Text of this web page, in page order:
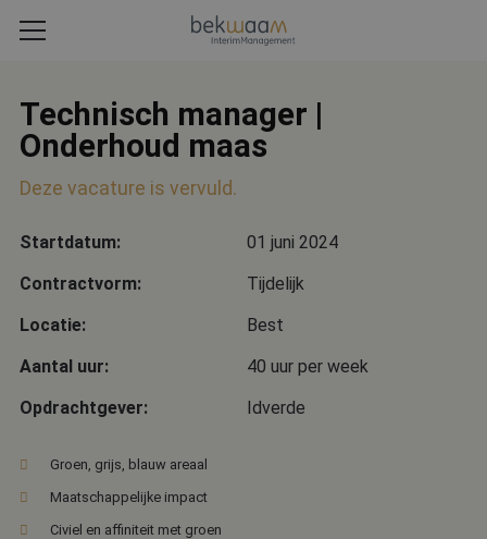
Technisch manager |
Onderhoud maas
Deze vacature is vervuld.
Startdatum:
01 juni 2024
Contractvorm:
Tijdelijk
Locatie:
Best
Aantal uur:
40 uur per week
Opdrachtgever:
Idverde
Groen, grijs, blauw areaal
Maatschappelijke impact
Civiel en affiniteit met groen